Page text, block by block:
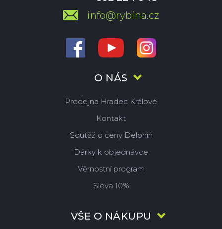
O NÁS
Prodejna Hradec Králové
Kontakt
Soutěž o ceny Delphin
Dárky k objednávce
Věrnostní program
Sleva 10%
VŠE O NÁKUPU
info@rybina.cz